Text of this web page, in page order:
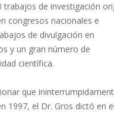
de investigación
congresos nacionales e
de divulgación en
y un gran número de
científica.
que
1997, el Dr. Gros dictó en el